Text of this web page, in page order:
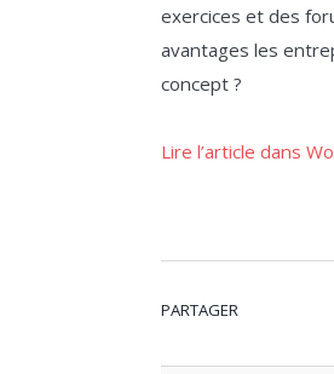
exercices et des
avantages les
concept ?
Lire l’article dans
PARTAGER